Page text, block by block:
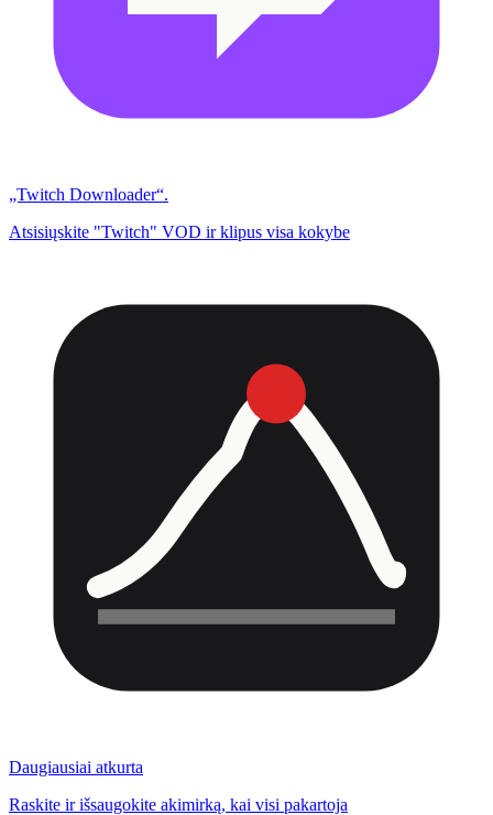
„Twitch Downloader“.
Atsisiųskite "Twitch" VOD ir klipus visa kokybe
Daugiausiai atkurta
Raskite ir išsaugokite akimirką, kai visi pakartoja